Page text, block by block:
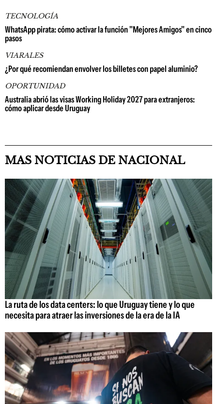
TECNOLOGÍA
WhatsApp pirata: cómo activar la función "Mejores Amigos" en cinco
pasos
VIARALES
¿Por qué recomiendan envolver los billetes con papel aluminio?
OPORTUNIDAD
Australia abrió las visas Working Holiday 2027 para extranjeros:
cómo aplicar desde Uruguay
MAS NOTICIAS DE NACIONAL
La ruta de los data centers: lo que Uruguay tiene y lo que
necesita para atraer las inversiones de la era de la IA